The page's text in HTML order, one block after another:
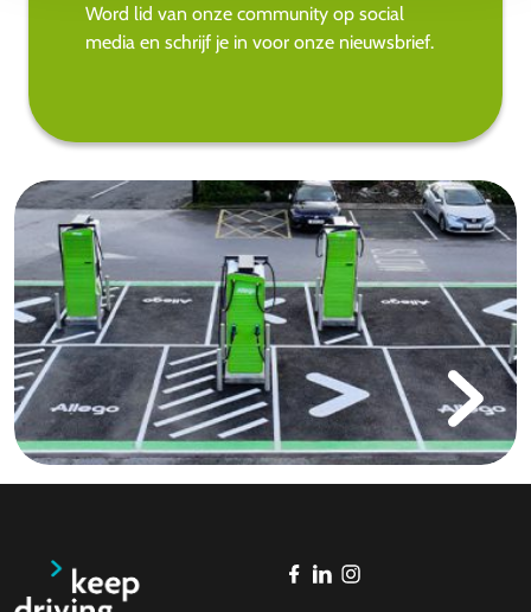
Word lid van onze community op social
media en schrijf je in voor onze nieuwsbrief.